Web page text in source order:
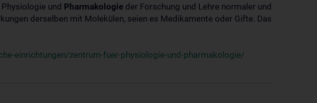
Physiologie und Pharmakologie der Forschung und Lehre normaler und
derselben mit Molekülen, seien es Medikamente oder Gifte. Das
einrichtungen/zentrum-fuer-physiologie-und-pharmakologie/